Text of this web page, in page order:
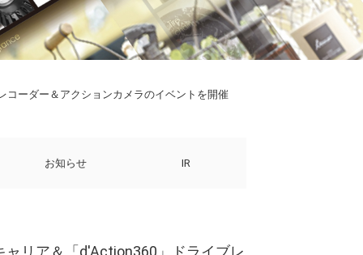
コーダー＆アクションカメラのイベントを開催
お知らせ IR
リア＆「d'Action360」ドライブレ